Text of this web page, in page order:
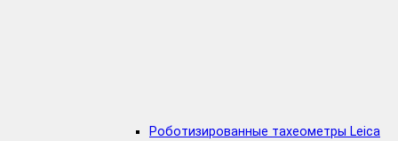
Роботизированные тахеометры Leica